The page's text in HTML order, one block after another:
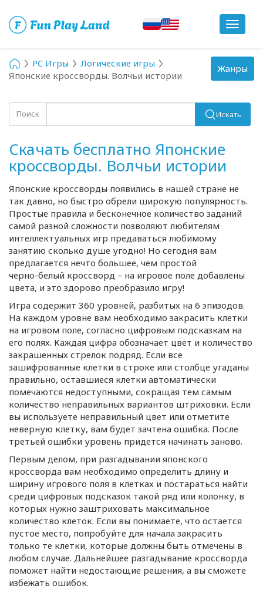
Toggle
PC Игры
Логические игры
Японские кроссворды. Волчьи истории
Поиск Искать
Скачать бесплатно Японские
кроссворды. Волчьи истории
Японские кроссворды появились в нашей стране не
так давно, но быстро обрели широкую популярность.
Простые правила и бесконечное количество заданий
самой разной сложности позволяют любителям
интеллектуальных игр предаваться любимому
занятию сколько душе угодно! Но сегодня вам
предлагается нечто большее, чем простой
черно-белый кроссворд – на игровое поле добавлены
цвета, и это здорово преобразило игру!
Игра содержит 360 уровней, разбитых на 6 эпизодов.
На каждом уровне вам необходимо закрасить клетки
на игровом поле, согласно цифровым подсказкам на
его полях. Каждая цифра обозначает цвет и количество
закрашенных стрелок подряд. Если все
зашифрованные клетки в строке или столбце угаданы
правильно, оставшиеся клетки автоматически
помечаются недоступными, сокращая тем самым
количество неправильных вариантов штриховки. Если
вы используете неправильный цвет или отметите
неверную клетку, вам будет зачтена ошибка. После
третьей ошибки уровень придется начинать заново.
Первым делом, при разгадывании японского
кроссворда вам необходимо определить длину и
ширину игрового поля в клетках и постараться найти
среди цифровых подсказок такой ряд или колонку, в
которых нужно заштриховать максимальное
количество клеток. Если вы понимаете, что остается
пустое место, попробуйте для начала закрасить
только те клетки, которые должны быть отмечены в
любом случае. Дальнейшее разгадывание кроссворда
поможет найти недостающие решения, а вы сможете
избежать ошибок.
Toggle
navigation
Жанры